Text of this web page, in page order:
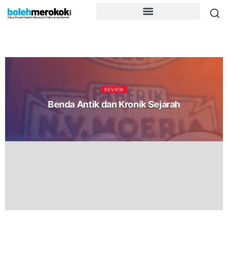
REVIEW
Benda Antik dan Kronik Sejarah